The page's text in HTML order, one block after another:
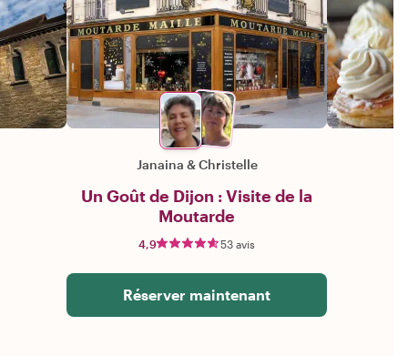
Janaina &Christelle
Un Goût de Dijon : Visite de la
Moutarde
4,9 53 avis
Réserver maintenant